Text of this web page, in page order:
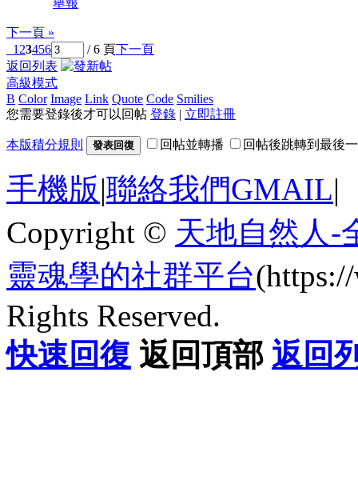
下一頁 »
1 23456 / 6 頁下一頁
返回列表
高級模式
B Color Image Link Quote Code Smilies
您需要登錄後才可以回帖 登錄 | 立即註冊
本版積分規則 發表回復 回帖並轉播 回帖後跳轉到最後
手機版|聯絡我們GMAIL|
Copyright © 天地自然人-
靈魂學的社群平台
Rights Reserved.
快速回復 返回頂部 返回